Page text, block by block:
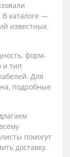
В каталоге —
известных
форм-
и тип
Для
подробные
помогут
доставку.